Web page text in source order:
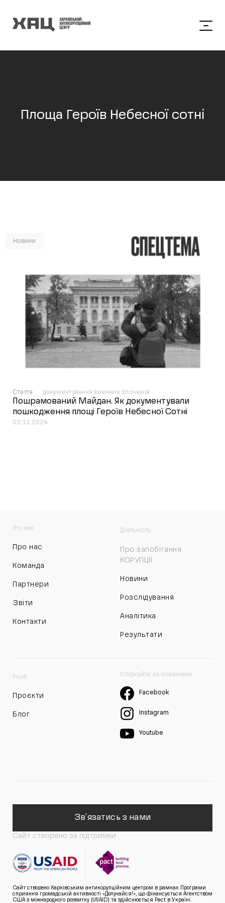
Площа Героїв Небесної сотні
Новини
Стаття документування воєнних злочинів
Пошрамований Майдан. Як документували
пошкодження площі Героїв Небесної Сотні
03.11.2024
Хто ми
Про нас
Команда
Партнери
Звіти
Контакти
Діяльність
Про запобігання
КОРУПЦІЇ:
Новини
Розслідування
Аналітика
Результати
Інше
Проєкти
Блог
Слідкуйте за новинами
Facebook
Instagram
Youtube
Зв'язатись з нами
Сайт створено за підтримки
Сайт створено Харківським антикорупційним центром в рамках Програми
сприяння громадській активності «Долучайся!», що фінансується Агентством
США з міжнародного розвитку (USAID) та здійснюється Pact в Україні.